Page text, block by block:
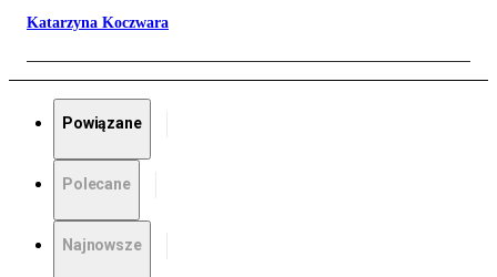
Katarzyna Koczwara
Powiązane
Polecane
Najnowsze